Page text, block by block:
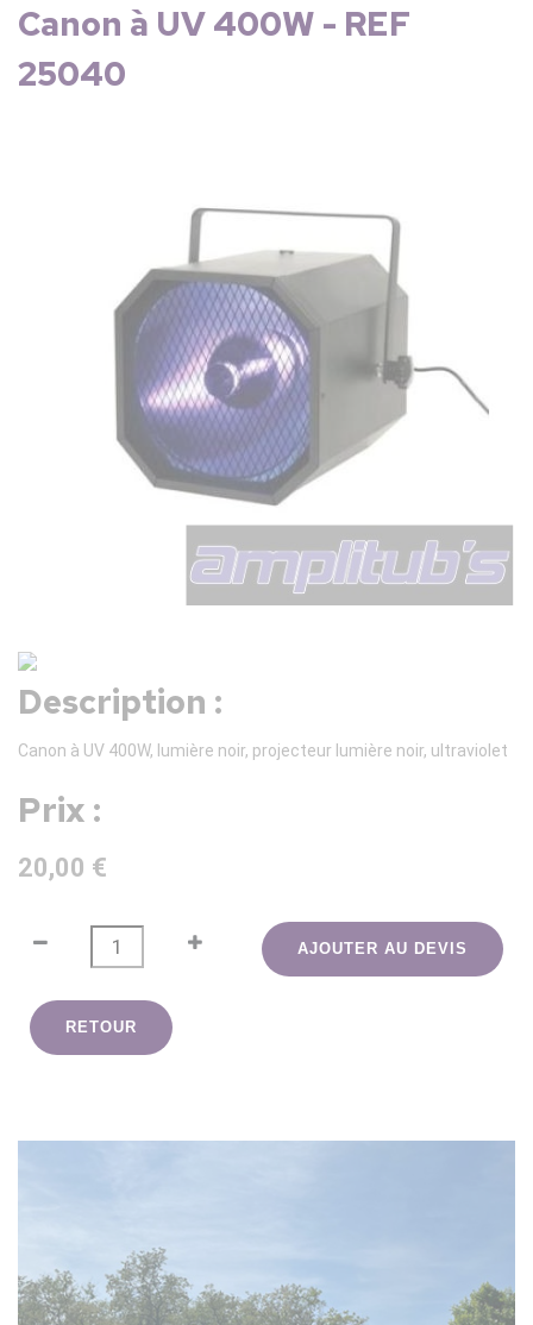
Canon à UV 400W - REF
25040
Description :
Canon à UV 400W, lumière noir, projecteur lumière noir, ultraviolet
Prix :
20,00 €
AJOUTER AU DEVIS
RETOUR